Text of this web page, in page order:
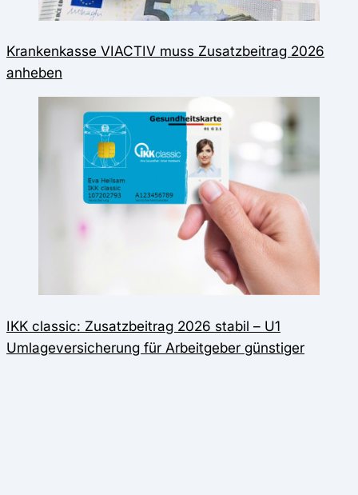
Krankenkasse VIACTIV muss Zusatzbeitrag 2026
anheben
IKK classic: Zusatzbeitrag 2026 stabil – U1
Umlageversicherung für Arbeitgeber günstiger